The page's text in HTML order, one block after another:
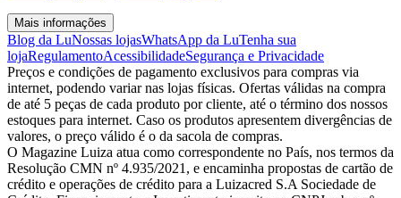
Mais informações
Blog da LuNossas lojasWhatsApp da LuTenha sua
lojaRegulamentoAcessibilidadeSegurança e Privacidade
Preços e condições de pagamento exclusivos para compras via
internet, podendo variar nas lojas físicas. Ofertas válidas na compra
de até 5 peças de cada produto por cliente, até o término dos nossos
estoques para internet. Caso os produtos apresentem divergências de
valores, o preço válido é o da sacola de compras.
O Magazine Luiza atua como correspondente no País, nos termos da
Resolução CMN nº 4.935/2021, e encaminha propostas de cartão de
crédito e operações de crédito para a Luizacred S.A Sociedade de